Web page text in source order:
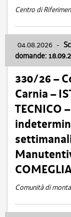
Centro di
04.08.2026 -
domande:
330/26 –
Carnia –
TECNICO
Comunità di